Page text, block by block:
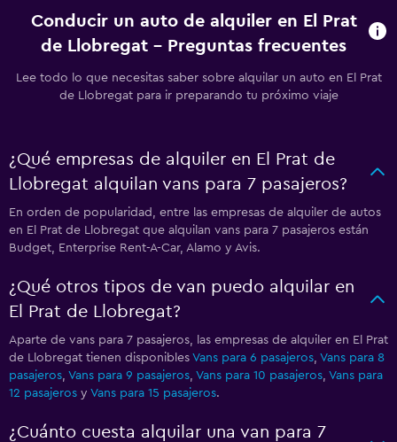
Conducir un auto de alquiler en El Prat
de Llobregat - Preguntas frecuentes
Lee todo lo que necesitas saber sobre alquilar un auto en El Prat
de Llobregat para ir preparando tu próximo viaje
¿Qué empresas de alquiler en El Prat de
Llobregat alquilan vans para 7 pasajeros?
En orden de popularidad, entre las empresas de alquiler de autos
en El Prat de Llobregat que alquilan vans para 7 pasajeros están
Budget, Enterprise Rent-A-Car, Alamo y Avis.
¿Qué otros tipos de van puedo alquilar en
El Prat de Llobregat?
Aparte de vans para 7 pasajeros, las empresas de alquiler en El Prat
de Llobregat tienen disponibles Vans para 6 pasajeros Vans para 8
pasajeros Vans para 9 pasajeros Vans para 10 pasajeros Vans para
12 pasajeros y Vans para 15 pasajeros.
¿Cuánto cuesta alquilar una van para 7